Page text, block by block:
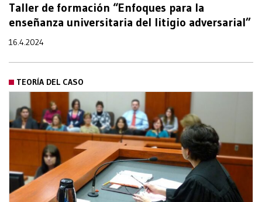
Taller de formación “Enfoques para la
enseñanza universitaria del litigio adversarial”
16.4.2024
TEORÍA DEL CASO